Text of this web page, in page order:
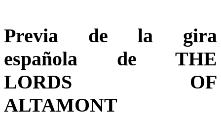
Previa de la gira
española de THE
LORDS OF
ALTAMONT